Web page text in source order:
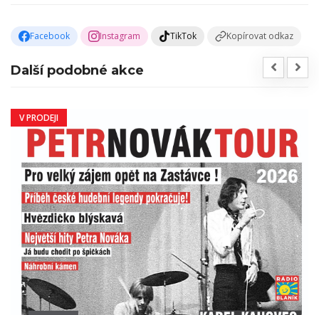
Facebook Instagram TikTok Kopírovat odkaz
Další podobné akce
V PRODEJI